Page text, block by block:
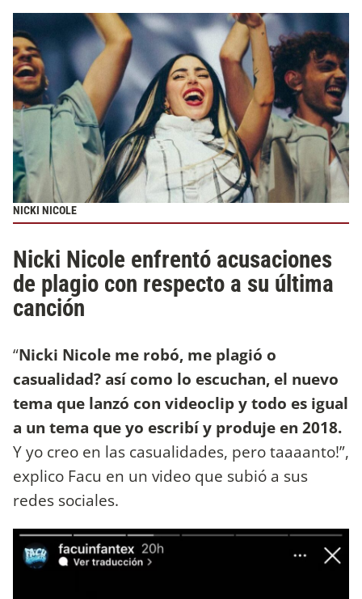
NICKI NICOLE
Nicki Nicole enfrentó acusaciones
de plagio con respecto a su última
canción
“Nicki Nicole me robó, me plagió o
casualidad? así como lo escuchan, el nuevo
tema que lanzó con videoclip y todo es igual
a un tema que yo escribí y produje en 2018.
Y yo creo en las casualidades, pero taaaanto!”,
explico Facu en un video que subió a sus
redes sociales.